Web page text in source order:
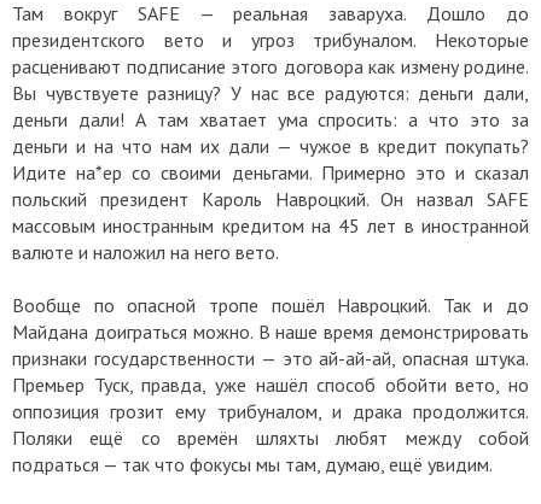
Там вокруг SAFE — реальная заваруха. Дошло до
президентского вето и угроз трибуналом. Некоторые
расценивают подписание этого договора как измену родине.
Вы чувствуете разницу? У нас все радуются: деньги дали,
деньги дали! А там хватает ума спросить: а что это за
деньги и на что нам их дали — чужое в кредит покупать?
Идите на*ер со своими деньгами. Примерно это и сказал
польский президент Кароль Навроцкий. Он назвал SAFE
массовым иностранным кредитом на 45 лет в иностранной
валюте и наложил на него вето.
Вообще по опасной тропе пошёл Навроцкий. Так и до
Майдана доиграться можно. В наше время демонстрировать
признаки государственности — это ай-ай-ай, опасная штука.
Премьер Туск, правда, уже нашёл способ обойти вето, но
оппозиция грозит ему трибуналом, и драка продолжится.
Поляки ещё со времён шляхты любят между собой
подраться — так что фокусы мы там, думаю, ещё увидим.